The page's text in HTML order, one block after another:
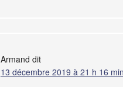
Armand dit
13 décembre 2019 à 21 h 16 min